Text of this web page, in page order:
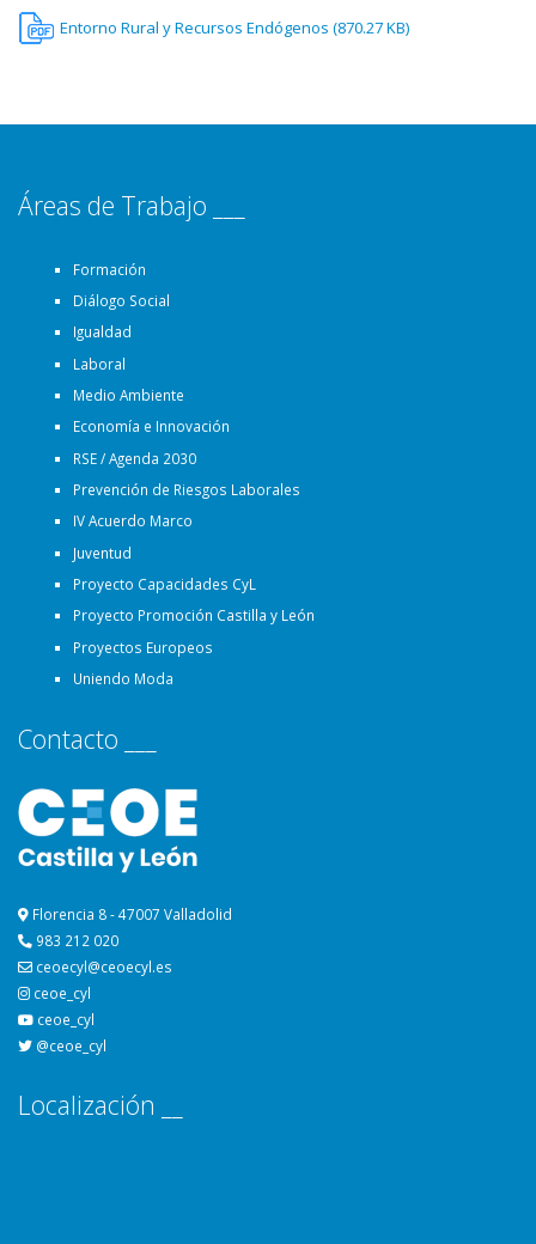
Entorno Rural y Recursos Endógenos (870.27 KB)
Áreas de Trabajo ___
Formación
Diálogo Social
Igualdad
Laboral
Medio Ambiente
Economía e Innovación
RSE / Agenda 2030
Prevención de Riesgos Laborales
IV Acuerdo Marco
Juventud
Proyecto Capacidades CyL
Proyecto Promoción Castilla y León
Proyectos Europeos
Uniendo Moda
Contacto ___
Florencia 8 - 47007 Valladolid
983 212 020
ceoecyl@ceoecyl.es
ceoe_cyl
ceoe_cyl
@ceoe_cyl
Localización __